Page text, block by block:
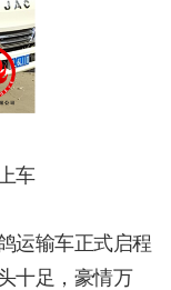
车
运输车正式启程
十足，豪情万